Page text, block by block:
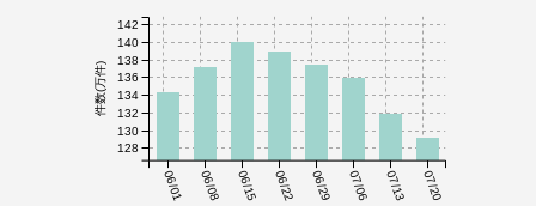
06/01 06/08 06/15 06/22 06/29 07/06 07/13 07/20
件数(万件)
128
130
132
134
136
138
140
142